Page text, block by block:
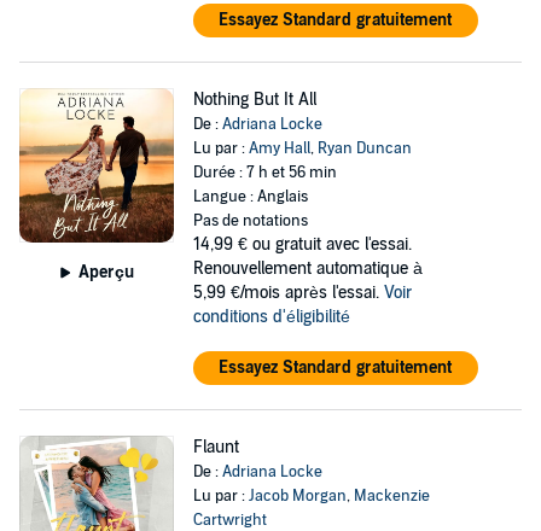
Essayez Standard gratuitement
Aperçu
Nothing But It All
De :Adriana Locke
Lu par :Amy Hall, Ryan Duncan
Durée : 7 h et 56 min
Langue : Anglais
Pas de notations
14,99 € ou gratuit avec l'essai.
Renouvellement automatique à
5,99 €/mois après l'essai. Voir
conditions d'éligibilité
Essayez Standard gratuitement
Flaunt
De :Adriana Locke
Lu par :Jacob Morgan, Mackenzie
Cartwright